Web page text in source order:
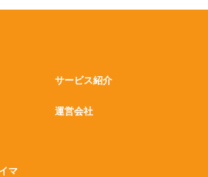
サービス紹介
運営会社
マ